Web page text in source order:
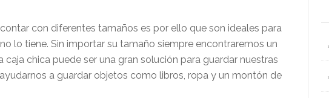
con diferentes tamaños es por ello que son ideales para
lo tiene. Sin importar su tamaño siempre encontraremos un
caja chica puede ser una gran solución para guardar nuestras
a guardar objetos como libros, ropa y un montón de